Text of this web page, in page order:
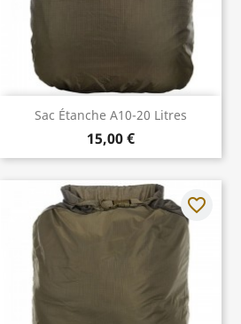
Sac Étanche A10-20 Litres
15,00 €
favorite_border